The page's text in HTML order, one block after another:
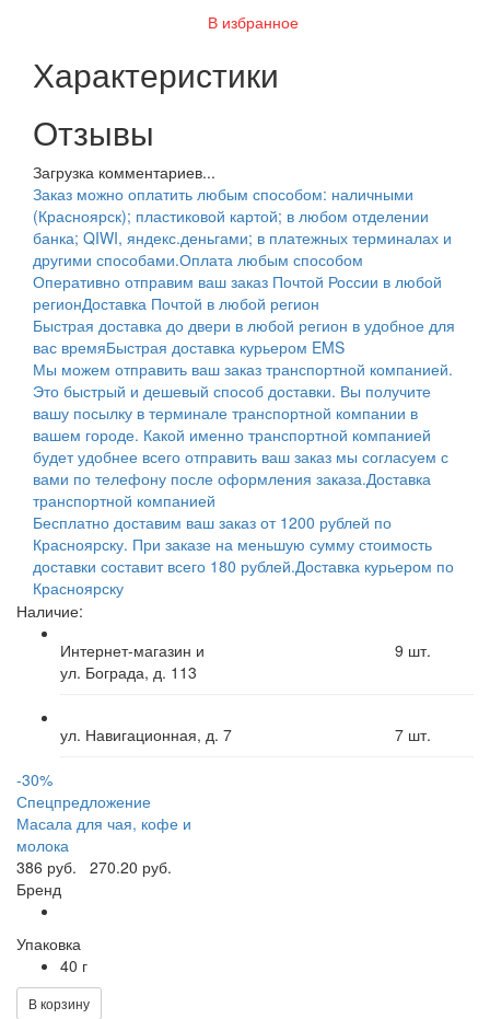
В избранное
Характеристики
Отзывы
Загрузка комментариев...
Заказ можно оплатить любым способом: наличными
(Красноярск); пластиковой картой; в любом отделении
банка; QIWI, яндекс.деньгами; в платежных терминалах и
другими способами.Оплата любым способом
Оперативно отправим ваш заказ Почтой России в любой
регионДоставка Почтой в любой регион
Быстрая доставка до двери в любой регион в удобное для
вас времяБыстрая доставка курьером EMS
Мы можем отправить ваш заказ транспортной компанией.
Это быстрый и дешевый способ доставки. Вы получите
вашу посылку в терминале транспортной компании в
вашем городе. Какой именно транспортной компанией
будет удобнее всего отправить ваш заказ мы согласуем с
вами по телефону после оформления заказа.Доставка
транспортной компанией
Бесплатно доставим ваш заказ от 1200 рублей по
Красноярску. При заказе на меньшую сумму стоимость
доставки составит всего 180 рублей.Доставка курьером по
Красноярску
Наличие:
Интернет-магазин и
ул. Бограда, д. 113
9 шт.
ул. Навигационная, д. 7 7 шт.
-30%
Спецпредложение
Масала для чая, кофе и
молока
386 руб.
270.20 руб.
Бренд
Упаковка
40 г
В корзину